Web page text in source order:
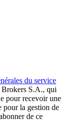
du service
S.A., qui
pour recevoir une
pour la gestion de
de ce